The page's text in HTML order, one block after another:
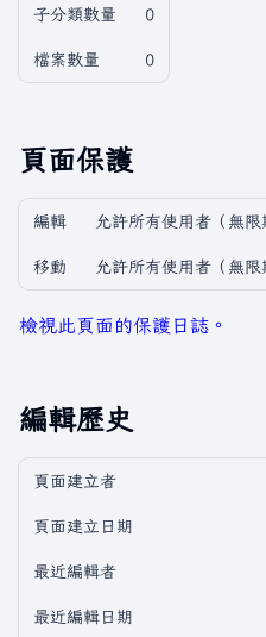
子分類數量 0
檔案數量 0
頁面保護
編輯 允許所有使用者​（無限
移動 允許所有使用者​（無限
檢視此頁面的保護日誌。
編輯歷史
頁面建立者
頁面建立日期
最近編輯者
最近編輯日期